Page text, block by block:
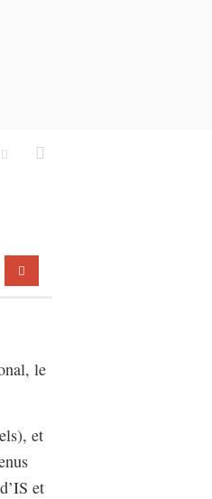
le
et
et